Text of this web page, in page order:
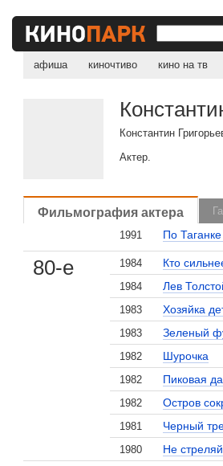
афиша киночтиво кино на тв
Константин
Актер.
Фильмография актера
1991
По
80-е 1984 Кто
1984 Лев
1983 Хозяйка
1983 Зеленый
1982 Шурочка
1982 Пиковая
1982 Остров
1981 Черный
1980 Не